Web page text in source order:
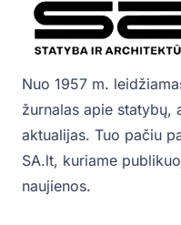
Nuo 1957 m.
žurnalas apie statybų,
aktualijas. Tuo pačiu
SA.lt, kuriame
naujienos.